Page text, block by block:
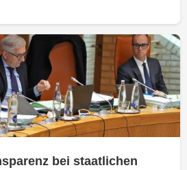
bei staatlichen